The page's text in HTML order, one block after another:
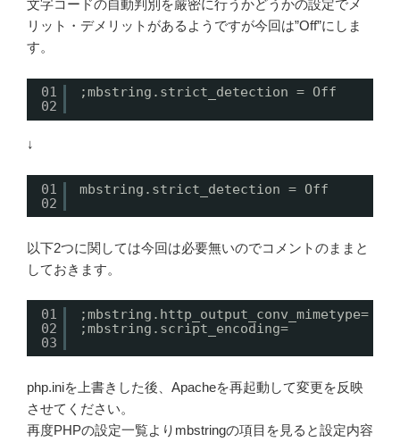
文字コードの自動判別を厳密に行うかどうかの設定でメ
リット・デメリットがあるようですが今回は”Off”にしま
す。
01
02
;mbstring.strict_detection = Off
↓
01
02
mbstring.strict_detection = Off
以下2つに関しては今回は必要無いのでコメントのままと
しておきます。
01
02
03
;mbstring.http_output_conv_mimetype=
;mbstring.script_encoding=
php.iniを上書きした後、Apacheを再起動して変更を反映
させてください。
再度PHPの設定一覧よりmbstringの項目を見ると設定内容